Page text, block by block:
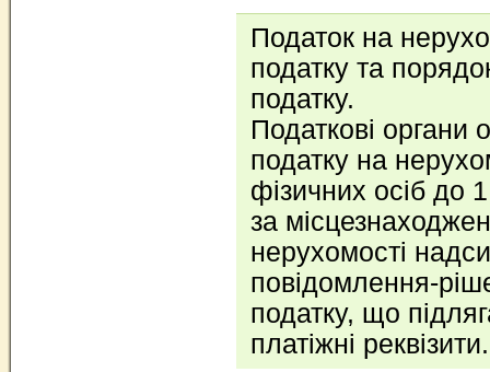
Податок на
податку та
податку.
Податкові
податку на
фізичних осіб до
за
нерухомості
повідомлення-
податку, що
платіжні